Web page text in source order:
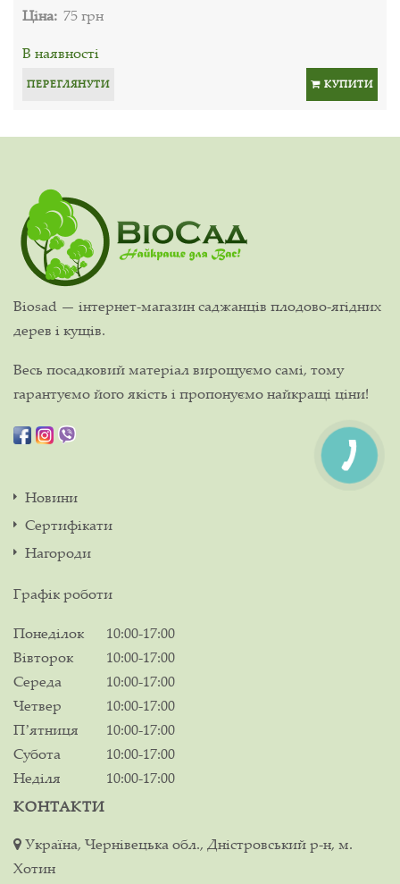
Ціна: 75 грн
В наявності
ПЕРЕГЛЯНУТИ КУПИТИ
Biosad — інтернет-магазин саджанців плодово-ягідних
дерев і кущів.
Весь посадковий матеріал вирощуємо самі, тому
гарантуємо його якість і пропонуємо найкращі ціни!
Новини
Сертифікати
Нагороди
Графік роботи
Понеділок
10:00-17:00
Вівторок
10:00-17:00
Середа
10:00-17:00
Четвер
10:00-17:00
Пʼятниця
10:00-17:00
Субота
10:00-17:00
Неділя
10:00-17:00
КОНТАКТИ
Україна, Чернівецька обл., Дністровський р-н, м.
Хотин